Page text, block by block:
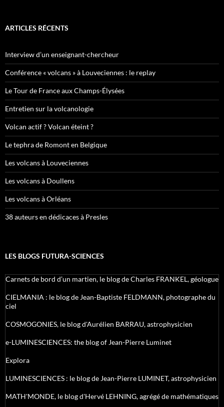
ARTICLES RÉCENTS
Interview d’un enseignant-chercheur
Conférence « volcans » à Louveciennes : le replay
Le Tour de France aux Champs-Élysées
Entretien sur la volcanologie
Volcan actif ? Volcan éteint ?
Le tephra de Romont en Belgique
Les volcans à Louveciennes
Les volcans à Doullens
Les volcans à Orléans
38 auteurs en dédicaces à Presles
LES BLOGS FUTURA-SCIENCES
Carnets de bord d’un martien, le blog de Charles FRANKEL, géologue
CIELMANIA : le blog de Jean-Baptiste FELDMANN, photographe du
ciel
COSMOGONIES, le blog d'Aurélien BARRAU, astrophysicien
e-LUMINESCIENCES: the blog of Jean-Pierre Luminet
Explora
LUMINESCIENCES : le blog de Jean-Pierre LUMINET, astrophysicien
MATH'MONDE, le blog d'Hervé LEHNING, agrégé de mathématiques